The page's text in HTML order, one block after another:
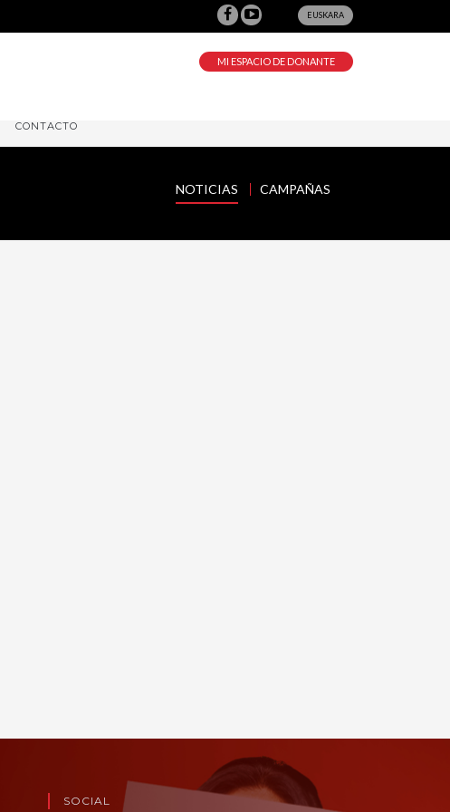
EUSKARA
MI ESPACIO DE DONANTE
CONTACTO
NOTICIAS CAMPAÑAS
SOCIAL